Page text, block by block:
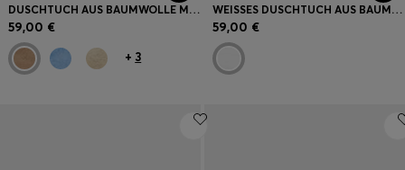
DUSCHTUCH AUS BAUMWOLLE MIT TONALER LOGO-STICKEREI
59,00 €
+ 3
WEISSES DUSCHTUCH AUS BAUMWOLLE MIT GESTICKTEM LOGO
59,00 €